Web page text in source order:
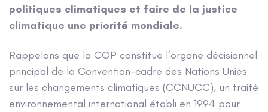
politiques climatiques et faire de la justice
climatique une priorité mondiale.
Rappelons que la COP constitue l’organe décisionnel
principal de la Convention-cadre des Nations Unies
sur les changements climatiques (CCNUCC), un traité
environnemental international établi en 1994 pour